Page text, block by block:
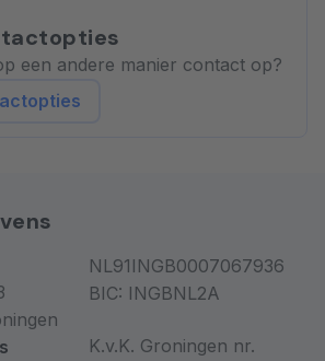
een andere manier contact op?
NL91INGB0007067936
BIC: INGBNL2A
K.v.K. Groningen nr.